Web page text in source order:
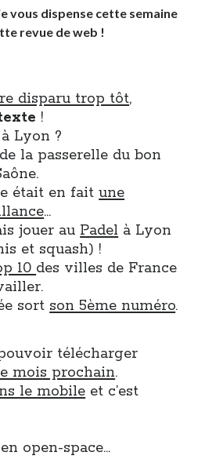
ma vélorution toute personnelle
ma vélorution toute personnelle
j’ai opéré ma vélorution toute
vu quoi ? #52
à Lyon
ma vélorution toute personnelle
opéré ma vélorution toute personnelle
vous dispense cette semaine
revue de web !
disparu trop tôt,
!
à Lyon ?
de la passerelle du bon
était en faitune
…
jouer au Padel à Lyon
et squash) !
10 des villes de France
sort son 5ème numéro.
télécharger
mois prochain.
le mobile et c’est
open-space…